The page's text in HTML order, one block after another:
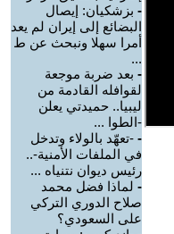
- بزشكيان: إيصال
البضائع إلى إيران لم يعد
أمرا سهلا ونبحث عن ط
...
- بعد ضربة موجعة
لقوافله القادمة من
ليبيا.. حميدتي يعلن
-الطوا ...
- -تعهّد بالولاء وتدخل
في الملفات الأمنية-..
رئيس ديوان نتنياه ...
- لماذا فضل محمد
صلاح الدوري التركي
على السعودي؟